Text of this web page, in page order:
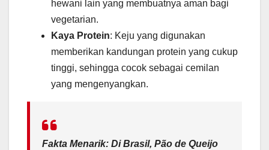
hewani lain yang membuatnya aman bagi
vegetarian.
Kaya Protein: Keju yang digunakan
memberikan kandungan protein yang cukup
tinggi, sehingga cocok sebagai cemilan
yang mengenyangkan.
Fakta Menarik: Di Brasil, Pão de Queijo